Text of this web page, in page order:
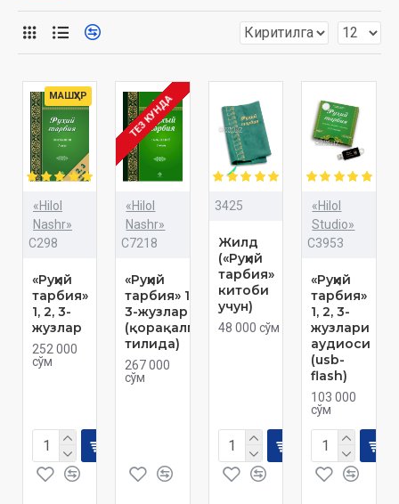
МАШҲУР
«Hilol
Nashr»
C298
«Руҳий
тарбия»
1, 2, 3-
жузлар
252 000
сўм
ТЕЗ КУНДА
«Hilol
Nashr»
C7218
«Руҳий
тарбия» 1, 2,
3-жузлар
(қорақалпоқ
тилида)
267 000
сўм
3425
Жилд
(«Руҳий
тарбия»
китоби
учун)
48 000 сўм
«Hilol
Studio»
C3953
«Руҳий
тарбия»
1, 2, 3-
жузлари
аудиоси
(usb-
flash)
103 000
сўм